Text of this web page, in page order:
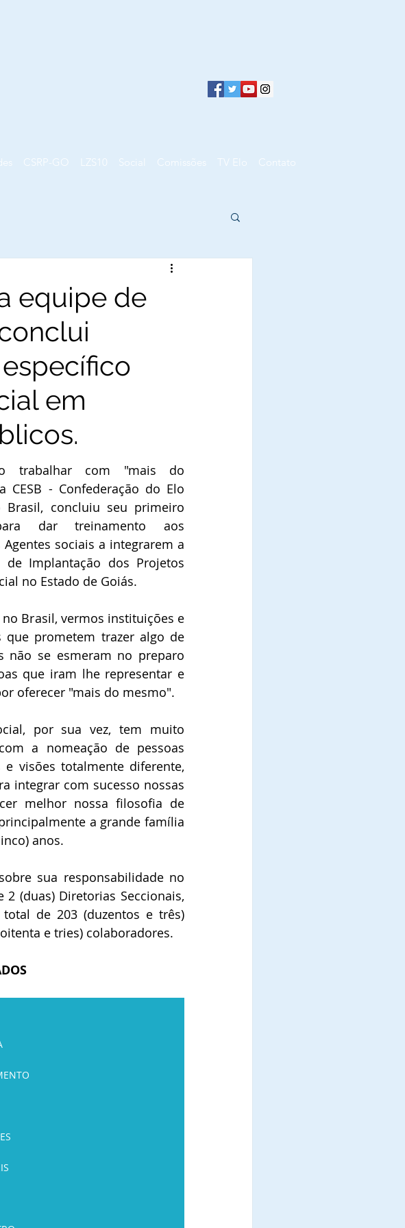
CSRP-GO LZS10 Social Comissões TV Elo Contato
equipe de
em
trabalhar com "mais do
CESB - Confederação do Elo
Brasil, concluiu seu primeiro
dar treinamento aos
sociais a integrarem a
de Implantação dos Projetos
no Estado de Goiás.
Brasil, vermos instituições e
que prometem trazer algo de
não se esmeram no preparo
que iram lhe representar e
oferecer "mais do mesmo".
por sua vez, tem muito
a nomeação de pessoas
visões totalmente diferente,
integrar com sucesso nossas
melhor nossa filosofia de
a grande família
anos.
sua responsabilidade no
(duas) Diretorias Seccionais,
de 203 (duzentos e três)
e tries) colaboradores.